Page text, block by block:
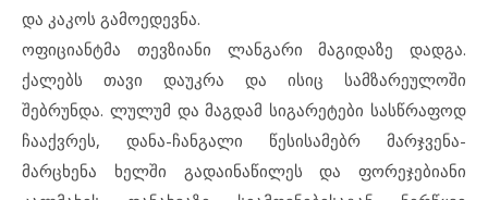
და კაკოს გამოედევნა.
ოფიციანტმა თევზიანი ლანგარი მაგიდაზე დადგა.
ქალებს თავი დაუკრა და ისიც სამზარეულოში
შებრუნდა. ლულუმ და მაგდამ სიგარეტები სასწრაფოდ
ჩააქვრეს, დანა-ჩანგალი წესისამებრ მარჯვენა-
მარცხენა ხელში გადაინაწილეს და ფორეჯებიანი